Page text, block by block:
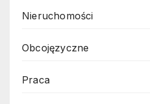
Nieruchomości
Obcojęzyczne
Praca